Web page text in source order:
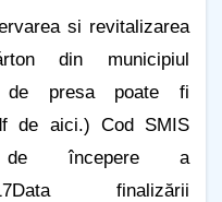
si revitalizarea
din municipiul
de presa poate fi
de aici.) Cod SMIS
de începere a
finalizării